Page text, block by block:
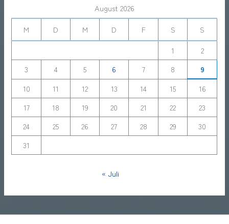
August 2026
M
D M D F S
S
1
2
3
4 5 6 7 8
9
10
11 12 13 14 15
16
17
18 19 20 21 22
23
24
25 26 27 28 29
30
31
« Juli